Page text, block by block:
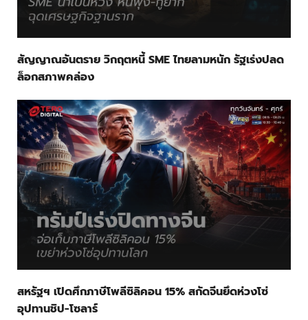
สัญญาณอันตราย วิกฤตหนี้ SME ไทยลามหนัก รัฐเร่งปลด
ล็อกสภาพคล่อง
สหรัฐฯ เปิดศึกภาษีโพลีซิลิคอน 15% สกัดจีนยึดห่วงโซ่
อุปทานชิป-โซลาร์